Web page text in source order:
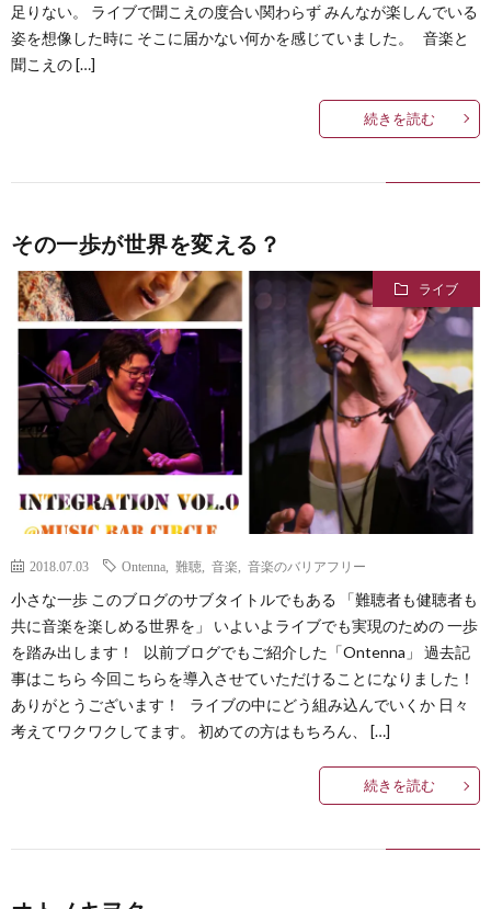
足りない。 ライブで聞こえの度合い関わらず みんなが楽しんでいる
姿を想像した時に そこに届かない何かを感じていました。 音楽と
聞こえの […]
続きを読む
その一歩が世界を変える？
ライブ
2018.07.03 Ontenna 難聴 音楽 音楽のバリアフリー
小さな一歩 このブログのサブタイトルでもある 「難聴者も健聴者も
共に音楽を楽しめる世界を」 いよいよライブでも実現のための 一歩
を踏み出します！ 以前ブログでもご紹介した「Ontenna」 過去記
事はこちら 今回こちらを導入させていただけることになりました！
ありがとうございます！ ライブの中にどう組み込んでいくか 日々
考えてワクワクしてます。 初めての方はもちろん、 […]
続きを読む